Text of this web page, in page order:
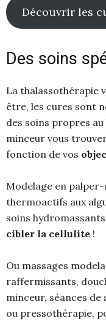
Découvrir les
Des soins
La thalassothérapie
être, les cures sont
des soins propres au
minceur vous
fonction de vos
Modelage en
thermoactifs aux
soins
cibler la cellulite !
Ou massages
raffermissants,
minceur, séances
ou pressothérapie,